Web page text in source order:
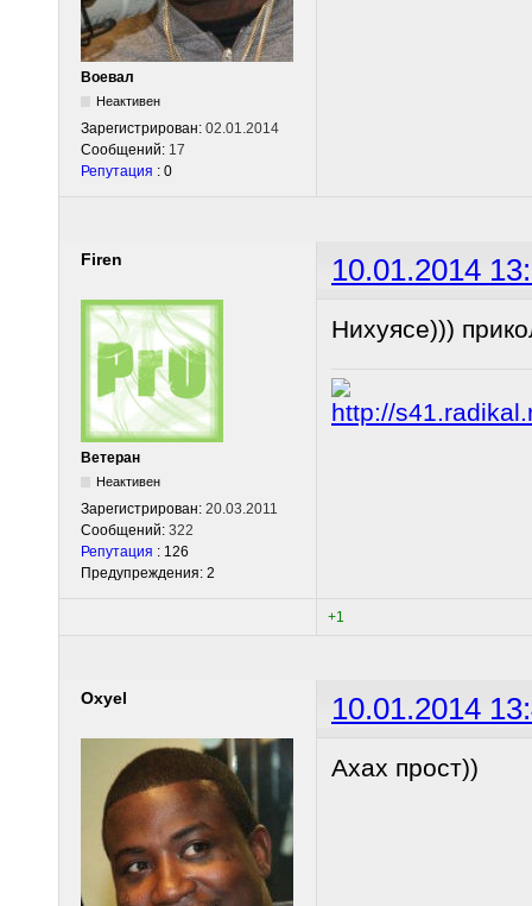
Воевал
Неактивен
Зарегистрирован: 02.01.2014
Сообщений: 17
Репутация : 0
Firen 10.01.2014
Ветеран
Неактивен
Зарегистрирован: 20.03.2011
Сообщений: 322
Репутация : 126
Предупреждения: 2
Нихуясе)))
+1
Oxyel 10.01.2014
Ахах прост))